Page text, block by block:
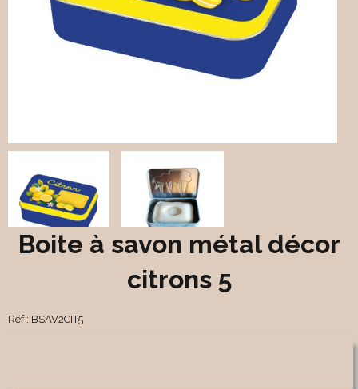
Boite à savon métal décor
citrons 5
Ref : BSAV2CIT5